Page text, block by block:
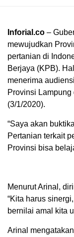
Inforial.co –
mewujudkan
pertanian di
Berjaya (KPB).
menerima
Provinsi Lampung
(3/1/2020).
“Saya akan
Pertanian terkait
Provinsi bisa
Menurut Arinal,
“Kita harus
bernilai amal kita
Arinal